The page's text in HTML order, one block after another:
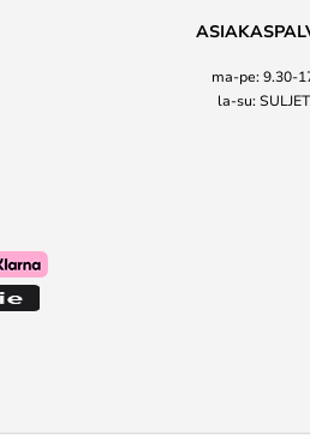
ma-pe: 9.30-
la-su: